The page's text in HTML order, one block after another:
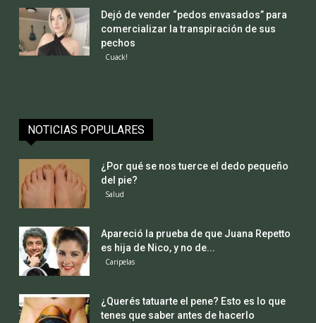
Dejó de vender “pedos envasados” para
comercializar la transpiración de sus
pechos
Cuack!
NOTICIAS POPULARES
¿Por qué se nos tuerce el dedo pequeño
del pie?
Salud
Apareció la prueba de que Juana Repetto
es hija de Nico, y no de...
Caripelas
¿Querés tatuarte el pene? Esto es lo que
tenes que saber antes de hacerlo